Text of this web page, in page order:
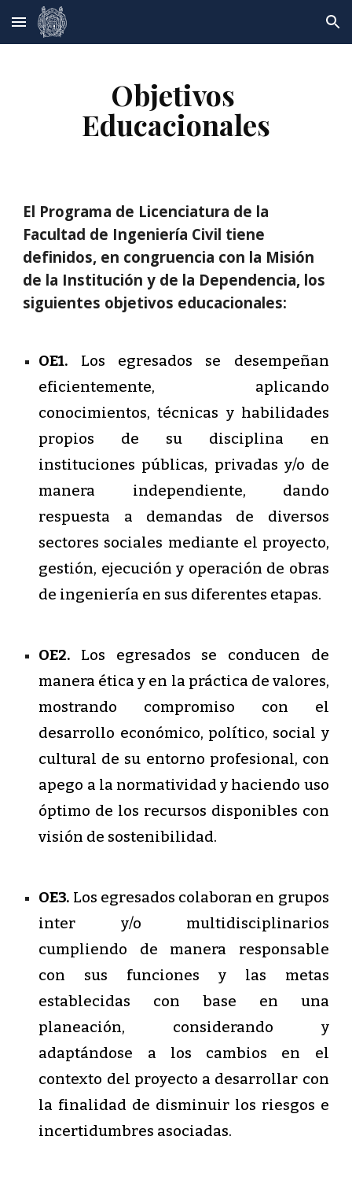
Skip to main content Skip to navigation
Objetivos
Educacionales
El Programa de Licenciatura de la
Facultad de Ingeniería Civil tiene
definidos, en congruencia con la Misión
de la Institución y de la Dependencia, los
siguientes objetivos educacionales:
OE1. Los egresados se desempeñan
eficientemente, aplicando
conocimientos, técnicas y habilidades
propios de su disciplina en
instituciones públicas, privadas y/o de
manera independiente, dando
respuesta a demandas de diversos
sectores sociales mediante el proyecto,
gestión, ejecución y operación de obras
de ingeniería en sus diferentes etapas.
OE2. Los egresados se conducen de
manera ética y en la práctica de valores,
mostrando compromiso con el
desarrollo económico, político, social y
cultural de su entorno profesional, con
apego a la normatividad y haciendo uso
óptimo de los recursos disponibles con
visión de sostenibilidad.
OE3. Los egresados colaboran en grupos
inter y/o multidisciplinarios
cumpliendo de manera responsable
con sus funciones y las metas
establecidas con base en una
planeación, considerando y
adaptándose a los cambios en el
contexto del proyecto a desarrollar con
la finalidad de disminuir los riesgos e
incertidumbres asociadas.